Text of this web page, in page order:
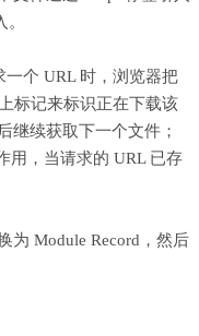
一个 URL 时，浏览器把
标记来标识正在下载该
继续获取下一个文件；
用，当请求的 URL 已存
为 Module Record，然后